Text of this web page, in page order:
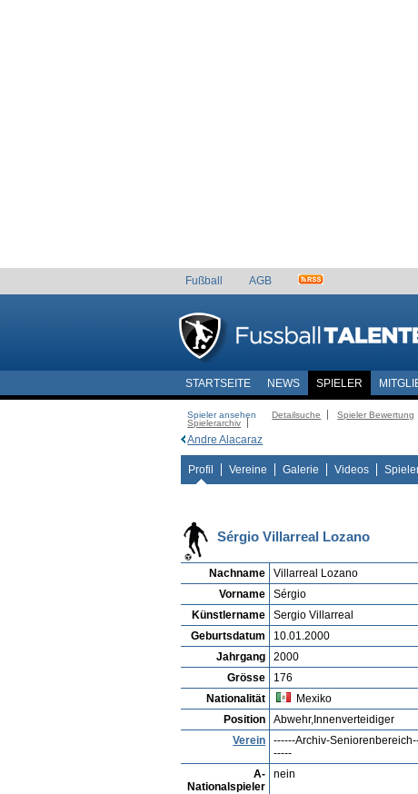
Fußball AGB
STARTSEITE NEWS SPIELER
Spieler ansehen Detailsuche Spieler Bewertung
Spielerarchiv
Andre Alacaraz
Profil Vereine Galerie Videos
Sérgio Villarreal Lozano
Nachname
Villarreal Lozano
Vorname
Sérgio
Künstlername
Sergio Villarreal
Geburtsdatum
10.01.2000
Jahrgang
2000
Grösse
176
Nationalität
Mexiko
Position
Abwehr,Innenverteidiger
Verein
------Archiv-
-----
A-
Nationalspieler
nein